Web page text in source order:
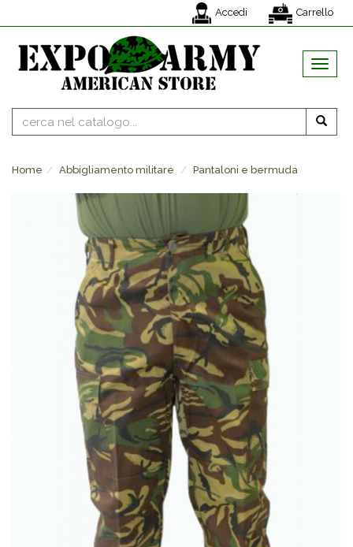
Accedi Carrello
MENU
Home Abbigliamento militare Pantaloni e bermuda